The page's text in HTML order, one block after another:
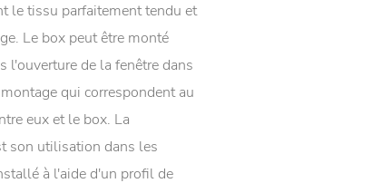
le tissu parfaitement tendu et
Le box peut être monté
l'ouverture de la fenêtre dans
qui correspondent au
eux et le box. La
son utilisation dans les
à l'aide d'un profil de